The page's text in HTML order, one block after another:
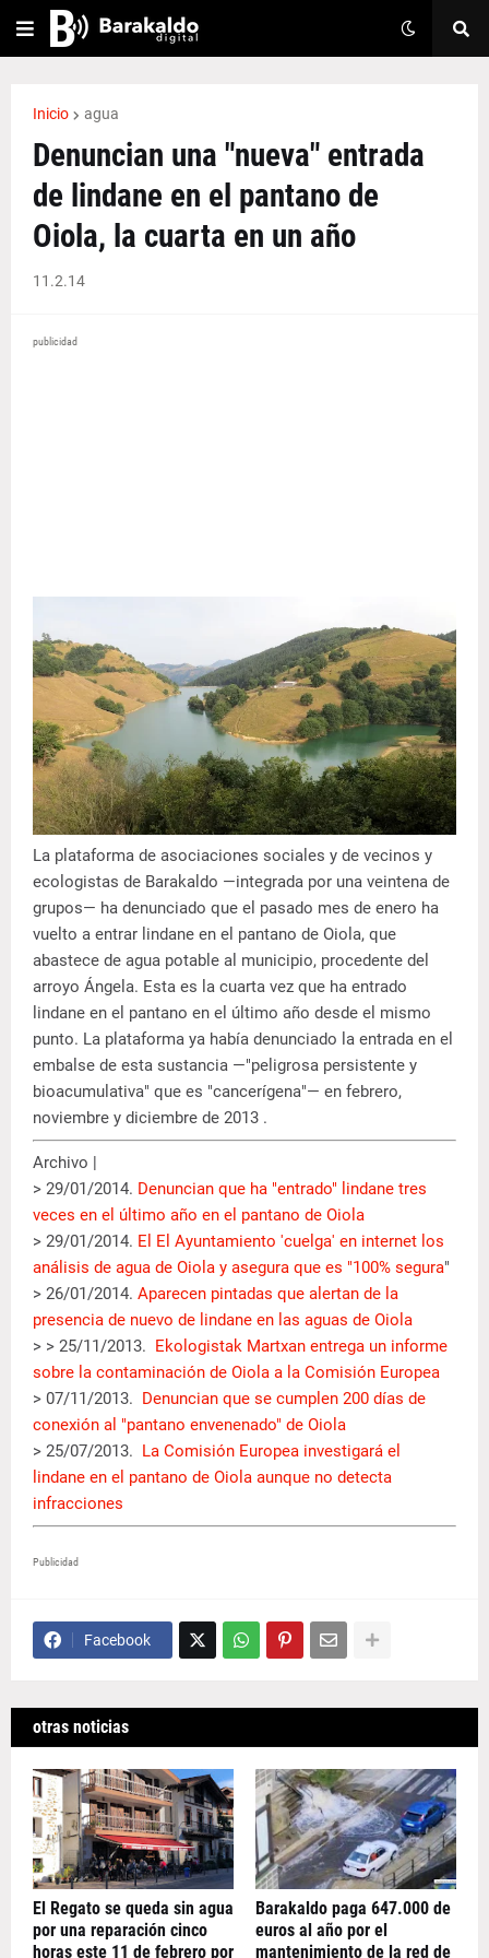
Inicio agua
Denuncian una "nueva" entrada
de lindane en el pantano de
Oiola, la cuarta en un año
11.2.14
publicidad
La plataforma de asociaciones sociales y de vecinos y
ecologistas de Barakaldo —integrada por una veintena de
grupos— ha denunciado que el pasado mes de enero ha
vuelto a entrar lindane en el pantano de Oiola, que
abastece de agua potable al municipio, procedente del
arroyo Ángela. Esta es la cuarta vez que ha entrado
lindane en el pantano en el último año desde el mismo
punto. La plataforma ya había denunciado la entrada en el
embalse de esta sustancia —"peligrosa persistente y
bioacumulativa" que es "cancerígena"— en febrero,
noviembre y diciembre de 2013 .
Archivo |
> 29/01/2014. Denuncian que ha "entrado" lindane tres
veces en el último año en el pantano de Oiola
> 29/01/2014. El El Ayuntamiento 'cuelga' en internet los
análisis de agua de Oiola y asegura que es "100% segura"
> 26/01/2014. Aparecen pintadas que alertan de la
presencia de nuevo de lindane en las aguas de Oiola
> > 25/11/2013. Ekologistak Martxan entrega un informe
sobre la contaminación de Oiola a la Comisión Europea
> 07/11/2013. Denuncian que se cumplen 200 días de
conexión al "pantano envenenado" de Oiola
> 25/07/2013. La Comisión Europea investigará el
lindane en el pantano de Oiola aunque no detecta
infracciones
Publicidad
Facebook
otras noticias
El Regato se queda sin agua
por una reparación cinco
horas este 11 de febrero por
Barakaldo paga 647.000 de
euros al año por el
mantenimiento de la red de